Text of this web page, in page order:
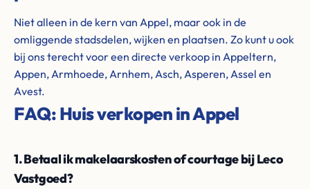
Niet alleen in de kern van Appel, maar ook in de
omliggende stadsdelen, wijken en plaatsen. Zo kunt u ook
bij ons terecht voor een directe verkoop in Appeltern,
Appen, Armhoede, Arnhem, Asch, Asperen, Assel en
Avest.
FAQ: Huis verkopen in Appel
1. Betaal ik makelaarskosten of courtage bij Leco
Vastgoed?